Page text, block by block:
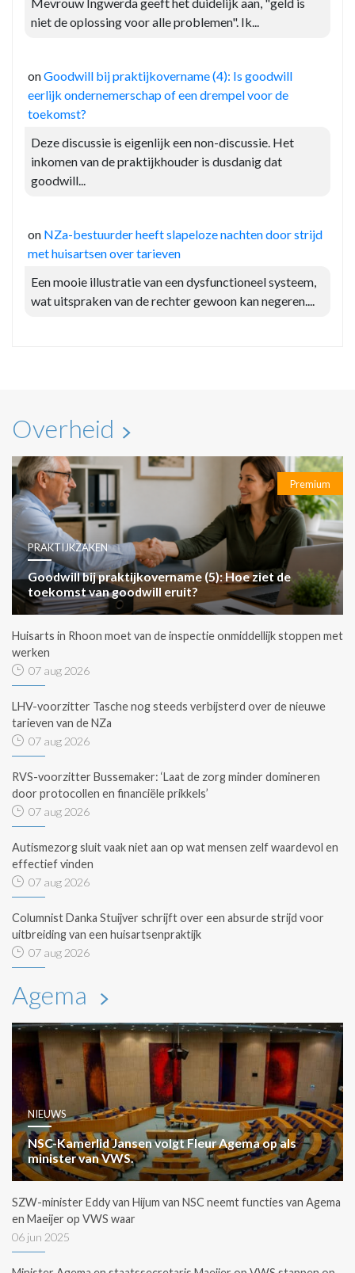
niet de oplossing voor alle problemen". Ik...
onGoodwill bij praktijkovername (4): Is goodwill
eerlijk ondernemerschap of een drempel voor de
toekomst?
Deze discussie is eigenlijk een non-discussie. Het
inkomen van de praktijkhouder is dusdanig dat
goodwill...
on NZa-bestuurder heeft slapeloze nachten door strijd
met huisartsen over tarieven
Een mooie illustratie van een dysfunctioneel systeem,
wat uitspraken van de rechter gewoon kan negeren....
Overheid
Premium
PRAKTIJKZAKEN
Goodwill bij praktijkovername (5): Hoe ziet de
toekomst van goodwill eruit?
Huisarts in Rhoon moet van de inspectie onmiddellijk stoppen met
werken
07 aug 2026
LHV-voorzitter Tasche nog steeds verbijsterd over de nieuwe
tarieven van de NZa
07 aug 2026
RVS-voorzitter Bussemaker: ‘Laat de zorg minder domineren
door protocollen en financiële prikkels’
07 aug 2026
Autismezorg sluit vaak niet aan op wat mensen zelf waardevol en
effectief vinden
07 aug 2026
Columnist Danka Stuijver schrijft over een absurde strijd voor
uitbreiding van een huisartsenpraktijk
07 aug 2026
Agema
NIEUWS
NSC-Kamerlid Jansen volgt Fleur Agema op als
minister van VWS.
SZW-minister Eddy van Hijum van NSC neemt functies van Agema
en Maeijer op VWS waar
06 jun 2025